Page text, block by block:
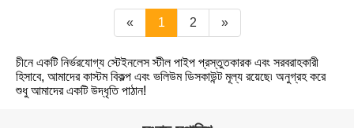
« 1 2 »
চীনে একটি নির্ভরযোগ্য স্টেইনলেস স্টীল পাইপ প্রস্তুতকারক এবং সরবরাহকারী
হিসাবে, আমাদের কাস্টম বিকল্প এবং ভলিউম ডিসকাউন্ট মূল্য রয়েছে৷ অনুগ্রহ করে
শুধু আমাদের একটি উদ্ধৃতি পাঠান!